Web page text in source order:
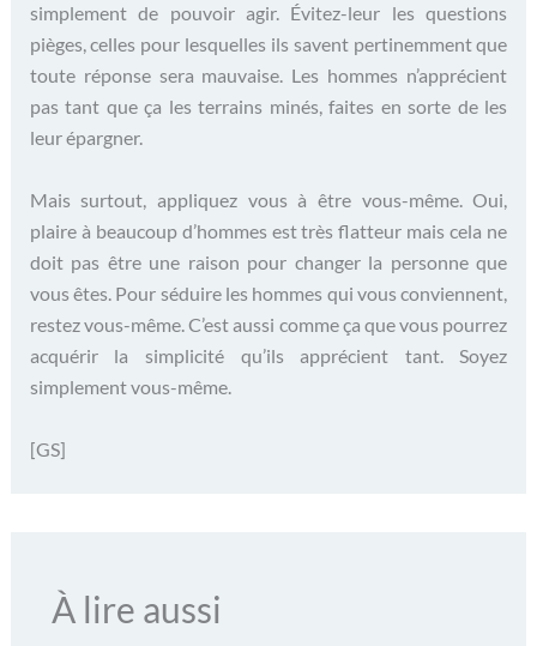
simplement de pouvoir agir. Évitez-leur les questions
pièges, celles pour lesquelles ils savent pertinemment que
toute réponse sera mauvaise. Les hommes n’apprécient
pas tant que ça les terrains minés, faites en sorte de les
leur épargner.
Mais surtout, appliquez vous à être vous-même. Oui,
plaire à beaucoup d’hommes est très flatteur mais cela ne
doit pas être une raison pour changer la personne que
vous êtes. Pour séduire les hommes qui vous conviennent,
restez vous-même. C’est aussi comme ça que vous pourrez
acquérir la simplicité qu’ils apprécient tant. Soyez
simplement vous-même.
[GS]
À lire aussi